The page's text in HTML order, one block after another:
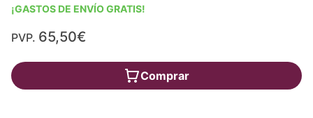
¡GASTOS DE ENVÍO GRATIS!
PVP. 65,50€
Comprar